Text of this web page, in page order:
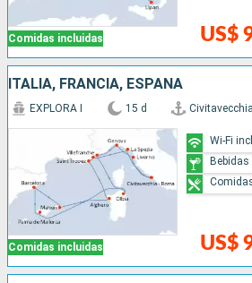
Comidas incluidas US$
ITALIA, FRANCIA, ESPAÑA
Comidas incluidas
EXPLORA I 15 d
US$
Wi-Fi